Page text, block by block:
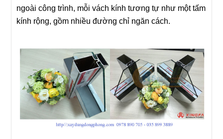
ngoài công trình, mỗi vách kính tương tự như một tấm
kính rộng, gồm nhiều đường chỉ ngăn cách.